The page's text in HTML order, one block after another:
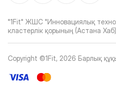
"1Fit" ЖШС "Инновациялық
кластерлік қорының (Астана
Copyright ©1Fit, 2026 Барлық